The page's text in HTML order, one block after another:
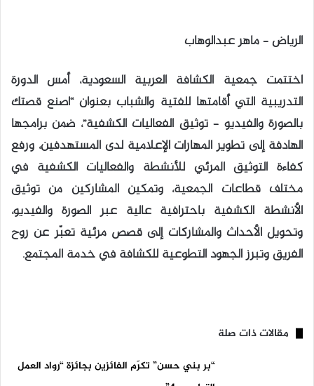
الرياض – ماهر عبدالوهاب
اختتمت جمعية الكشافة العربية السعودية، أمس الدورة
التدريبية التي أقامتها للفتية والشباب بعنوان “اصنع قصتك
بالصورة والفيديو – توثيق الفعاليات الكشفية”، ضمن برامجها
الهادفة إلى تطوير المهارات الإعلامية لدى المستهدفين، ورفع
كفاءة التوثيق المرئي للأنشطة والفعاليات الكشفية في
مختلف قطاعات الجمعية، وتمكين المشاركين من توثيق
الأنشطة الكشفية باحترافية عالية عبر الصورة والفيديو،
وتحويل الأحداث والمشاركات إلى قصص مرئية تعبّر عن روح
الفريق وتبرز الجهود التطوعية للكشافة في خدمة المجتمع.
مقالات ذات صلة
“بر بني حسن” تكرّم الفائزين بجائزة “رواد العمل